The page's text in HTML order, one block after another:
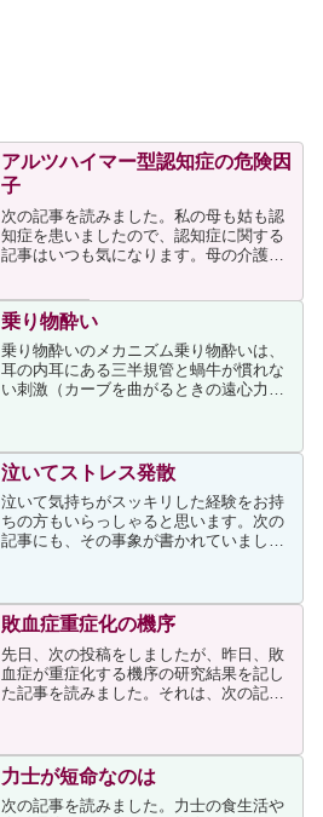
アルツハイマー型認知症の危険因
子
次の記事を読みました。私の母も姑も認
知症を患いましたので、認知症に関する
記事はいつも気になります。母の介護は
いと理解ができないのではないかと思え
るほどたいへんでしたので...
乗り物酔い
乗り物酔いのメカニズム乗り物酔いは、
耳の内耳にある三半規管と蝸牛が慣れな
い刺激（カーブを曲がるときの遠心力を
ることのない刺激が、内耳から脳幹を経
て、胃の働きや呼吸の調節...
泣いてストレス発散
泣いて気持ちがスッキリした経験をお持
ちの方もいらっしゃると思います。次の
記事にも、その事象が書かれていまし
検索したところ次の記事が目に留まりま
した。上記事では、涙活につ...
敗血症重症化の機序
先日、次の投稿をしましたが、昨日、敗
血症が重症化する機序の研究結果を記し
た記事を読みました。それは、次の記事
の共同研究で、マウス研究などから、肥
満や糖尿病があると敗血症...
力士が短命なのは
次の記事を読みました。力士の食生活や